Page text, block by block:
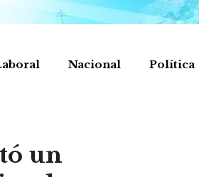
Nacional Política
un